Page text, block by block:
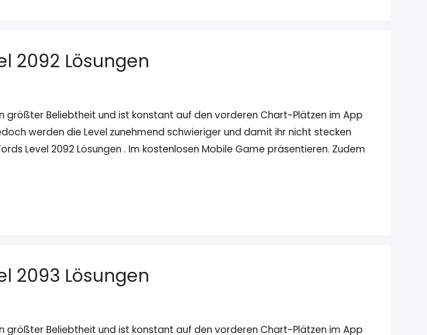
2092 Lösungen
größter Beliebtheit und ist konstant auf den vorderen Chart-Plätzen im App
werden die Level zunehmend schwieriger und damit ihr nicht stecken
Level 2092 Lösungen . Im kostenlosen Mobile Game präsentieren. Zudem
2093 Lösungen
größter Beliebtheit und ist konstant auf den vorderen Chart-Plätzen im App